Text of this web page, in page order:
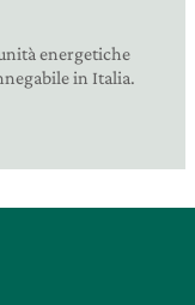
energetiche
in Italia.